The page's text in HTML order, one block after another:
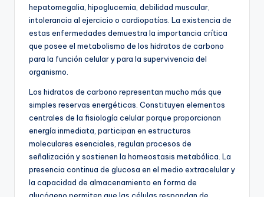
hepatomegalia, hipoglucemia, debilidad muscular,
intolerancia al ejercicio o cardiopatías. La existencia de
estas enfermedades demuestra la importancia crítica
que posee el metabolismo de los hidratos de carbono
para la función celular y para la supervivencia del
organismo.
Los hidratos de carbono representan mucho más que
simples reservas energéticas. Constituyen elementos
centrales de la fisiología celular porque proporcionan
energía inmediata, participan en estructuras
moleculares esenciales, regulan procesos de
señalización y sostienen la homeostasis metabólica. La
presencia continua de glucosa en el medio extracelular y
la capacidad de almacenamiento en forma de